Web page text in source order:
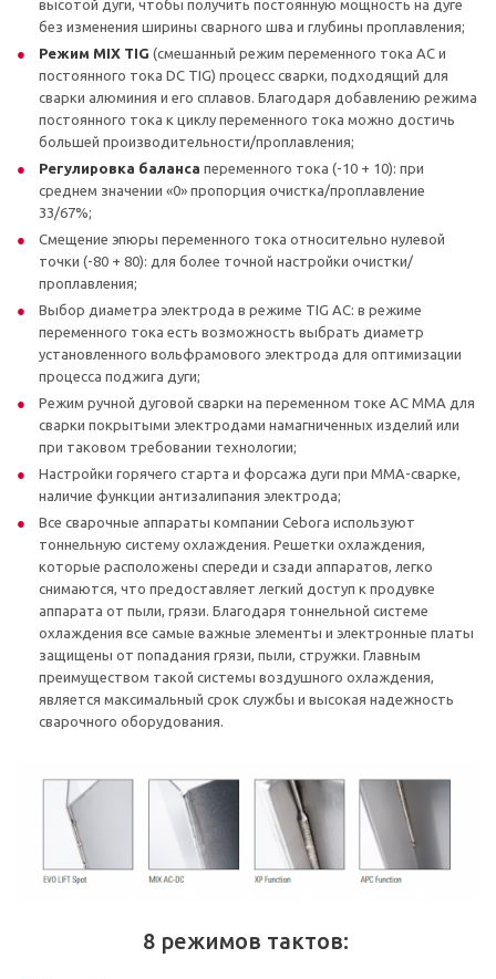
высотой дуги, чтобы получить постоянную мощность на дуге
без изменения ширины сварного шва и глубины проплавления;
Режим MIX TIG (смешанный режим переменного тока AC и
постоянного тока DC TIG) процесс сварки, подходящий для
сварки алюминия и его сплавов. Благодаря добавлению режима
постоянного тока к циклу переменного тока можно достичь
большей производительности/проплавления;
Регулировка баланса переменного тока (-10 + 10): при
среднем значении «0» пропорция очистка/проплавление
33/67%;
Смещение эпюры переменного тока относительно нулевой
точки (-80 + 80): для более точной настройки очистки/
проплавления;
Выбор диаметра электрода в режиме TIG AC: в режиме
переменного тока есть возможность выбрать диаметр
установленного вольфрамового электрода для оптимизации
процесса поджига дуги;
Режим ручной дуговой сварки на переменном токе AC MMA для
сварки покрытыми электродами намагниченных изделий или
при таковом требовании технологии;
Настройки горячего старта и форсажа дуги при MMA-сварке,
наличие функции антизалипания электрода;
Все сварочные аппараты компании Cebora используют
тоннельную систему охлаждения. Решетки охлаждения,
которые расположены спереди и сзади аппаратов, легко
снимаются, что предоставляет легкий доступ к продувке
аппарата от пыли, грязи. Благодаря тоннельной системе
охлаждения все самые важные элементы и электронные платы
защищены от попадания грязи, пыли, стружки. Главным
преимуществом такой системы воздушного охлаждения,
является максимальный срок службы и высокая надежность
сварочного оборудования.
8 режимов тактов: